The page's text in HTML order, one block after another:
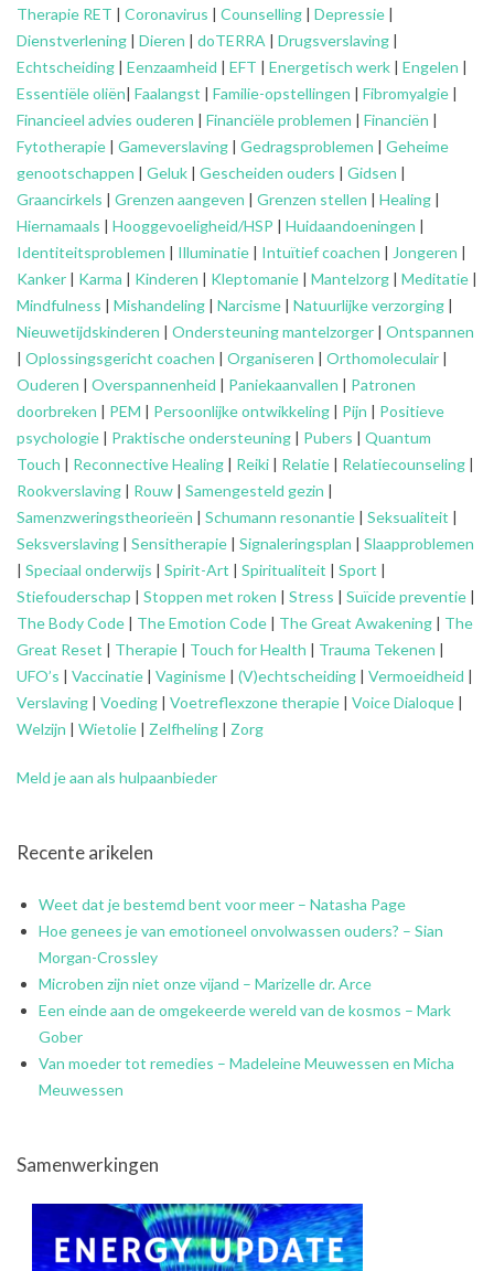
Therapie RET | Coronavirus | Counselling | Depressie |
Dienstverlening | Dieren | doTERRA | Drugsverslaving |
Echtscheiding | Eenzaamheid | EFT | Energetisch werk | Engelen |
Essentiële oliën| Faalangst | Familie-opstellingen | Fibromyalgie |
Financieel advies ouderen | Financiële problemen | Financiën |
Fytotherapie | Gameverslaving | Gedragsproblemen | Geheime
genootschappen | Geluk | Gescheiden ouders | Gidsen |
Graancirkels | Grenzen aangeven | Grenzen stellen | Healing |
Hiernamaals | Hooggevoeligheid/HSP | Huidaandoeningen |
Identiteitsproblemen | Illuminatie | Intuïtief coachen | Jongeren |
Kanker | Karma | Kinderen | Kleptomanie | Mantelzorg | Meditatie |
Mindfulness | Mishandeling | Narcisme | Natuurlijke verzorging |
Nieuwetijdskinderen | Ondersteuningmantelzorger | Ontspannen
| Oplossingsgericht coachen | Organiseren | Orthomoleculair |
Ouderen | Overspannenheid | Paniekaanvallen | Patronen
doorbreken | PEM | Persoonlijke ontwikkeling | Pijn | Positieve
psychologie | Praktische ondersteuning | Pubers | Quantum
Touch | Reconnective Healing | Reiki | Relatie | Relatiecounseling |
Rookverslaving | Rouw | Samengesteld gezin |
Samenzweringstheorieën | Schumann resonantie | Seksualiteit |
Seksverslaving | Sensitherapie | Signaleringsplan | Slaapproblemen
| Speciaal onderwijs | Spirit-Art | Spiritualiteit | Sport |
Stiefouderschap | Stoppen met roken | Stress | Suïcide preventie |
The Body Code | The Emotion Code | The Great Awakening | The
Great Reset | Therapie | Touch for Health | Trauma Tekenen |
UFO’s | Vaccinatie | Vaginisme | (V)echtscheiding | Vermoeidheid |
Verslaving | Voeding | Voetreflexzone therapie | Voice Dialoque |
Welzijn | Wietolie | Zelfheling | Zorg
Meld je aan als hulpaanbieder
Recente arikelen
Weet dat je bestemd bent voor meer – Natasha Page
Hoe genees je van emotioneel onvolwassen ouders? – Sian
Morgan-Crossley
Microben zijn niet onze vijand – Marizelle dr. Arce
Een einde aan de omgekeerde wereld van de kosmos – Mark
Gober
Van moeder tot remedies – Madeleine Meuwessen en Micha
Meuwessen
Samenwerkingen